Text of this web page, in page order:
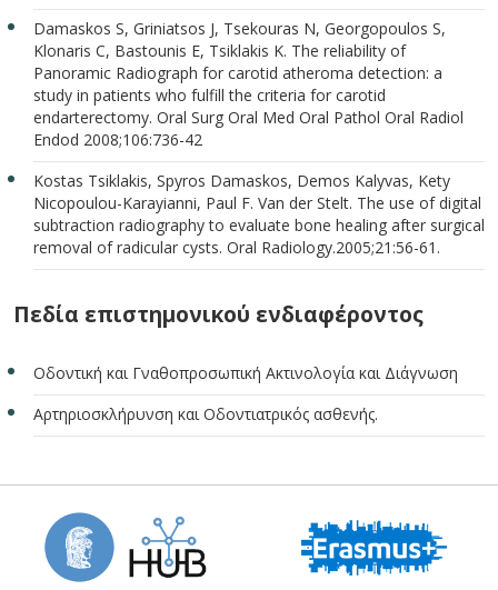
Damaskos S, Griniatsos J, Tsekouras N, Georgopoulos S,
Klonaris C, Bastounis E, Tsiklakis K. The reliability of
Panoramic Radiograph for carotid atheroma detection: a
study in patients who fulfill the criteria for carotid
endarterectomy. Oral Surg Oral Med Oral Pathol Oral Radiol
Endod 2008;106:736-42
Kostas Tsiklakis, Spyros Damaskos, Demos Kalyvas, Kety
Nicopoulou-Karayianni, Paul F. Van der Stelt. The use of digital
subtraction radiography to evaluate bone healing after surgical
removal of radicular cysts. Oral Radiology.2005;21:56-61.
Πεδία επιστημονικού ενδιαφέροντος
Οδοντική και Γναθοπροσωπική Ακτινολογία και Διάγνωση
Αρτηριοσκλήρυνση και Οδοντιατρικός ασθενής.